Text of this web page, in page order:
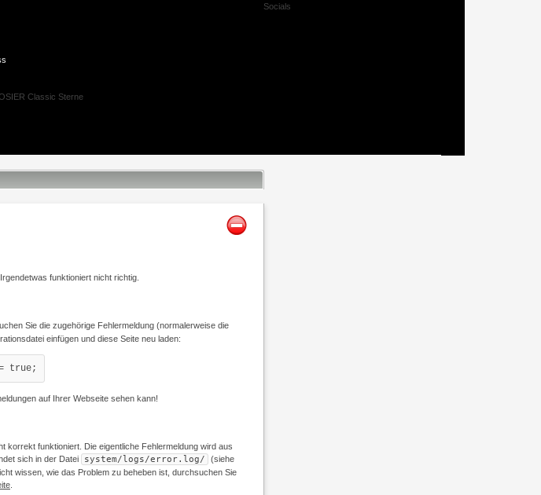
Socials
funktioniert nicht richtig.
Sie die zugehörige Fehlermeldung (normalerweise die
einfügen und diese Seite neu laden:
true;
auf Ihrer Webseite sehen kann!
korrekt funktioniert. Die eigentliche Fehlermeldung wird aus
sich in der Datei
system/logs/error.log/
(siehe
wissen, wie das Problem zu beheben ist, durchsuchen Sie